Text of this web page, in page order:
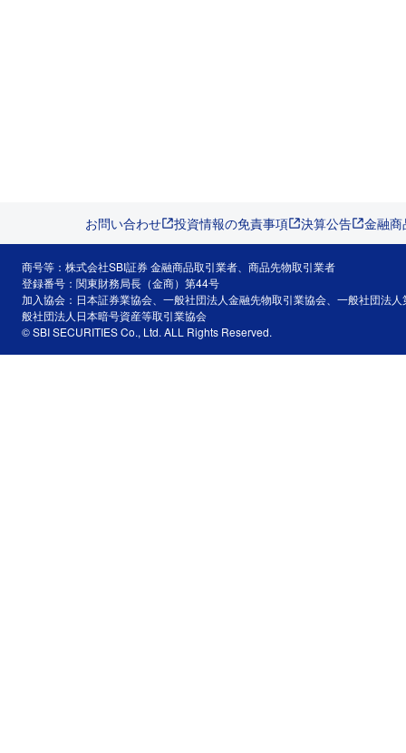
お問い合わせ 投資情報の免責事項 決算公告 金融
商号等：株式会社SBI証券 金融商品取引業者、商品先物取引業者
登録番号：関東財務局長（金商）第44号
加入協会：日本証券業協会、一般社団法人金融先物取引業協会、一般社団法
般社団法人日本暗号資産等取引業協会
© SBI SECURITIES Co., Ltd. ALL Rights Reserved.